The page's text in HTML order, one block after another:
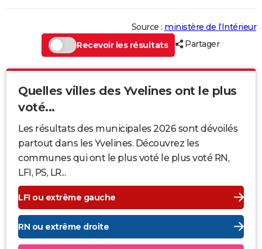
Source : ministère de l’Intérieur
Recevoir les résultats
Partager
Quelles villes des Yvelines ont le plus
voté...
Les résultats des municipales 2026 sont dévoilés
partout dans les Yvelines. Découvrez les
communes qui ont le plus voté le plus voté RN,
LFI, PS, LR...
LFI ou extrême gauche
RN ou extrême droite